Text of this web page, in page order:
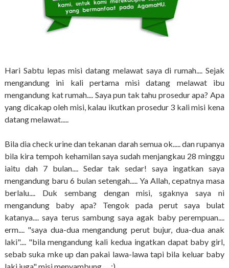
Hari Sabtu lepas misi datang melawat saya di rumah.... Sejak
mengandung ini kali pertama misi datang melawat ibu
mengandung kat rumah.... Saya pun tak tahu prosedur apa? Apa
yang dicakap oleh misi, kalau ikutkan prosedur 3 kali misi kena
datang melawat.....
Bila dia check urine dan tekanan darah semua ok..... dan rupanya
bila kira tempoh kehamilan saya sudah menjangkau 28 minggu
iaitu dah 7 bulan.... Sedar tak sedar! saya ingatkan saya
mengandung baru 6 bulan setengah..... Ya Allah, cepatnya masa
berlalu.... Duk sembang dengan misi, sgaknya saya ni
mengandung baby apa? Tengok pada perut saya bulat
katanya.... saya terus sambung saya agak baby perempuan....
erm.... "saya dua-dua mengandung perut bujur, dua-dua anak
laki".... "bila mengandung kali kedua ingatkan dapat baby girl,
sebab suka mke up dan pakai lawa-lawa tapi bila keluar baby